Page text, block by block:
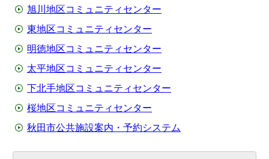
旭川地区コミュニティセンター
東地区コミュニティセンター
明徳地区コミュニティセンター
太平地区コミュニティセンター
下北手地区コミュニティセンター
桜地区コミュニティセンター
秋田市公共施設案内・予約システム